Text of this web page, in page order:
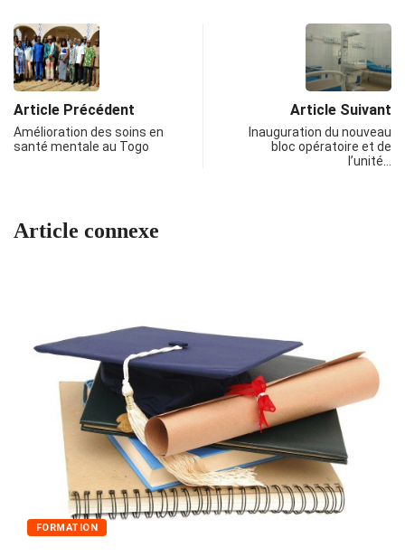
Article Précédent
Amélioration des soins en
santé mentale au Togo
Article Suivant
Inauguration du nouveau
bloc opératoire et de
l’unité…
Article connexe
FORMATION